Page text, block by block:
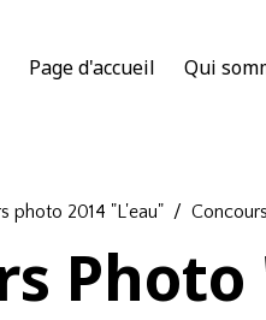
Page d'accueil Qui
photo 2014 "L'eau"